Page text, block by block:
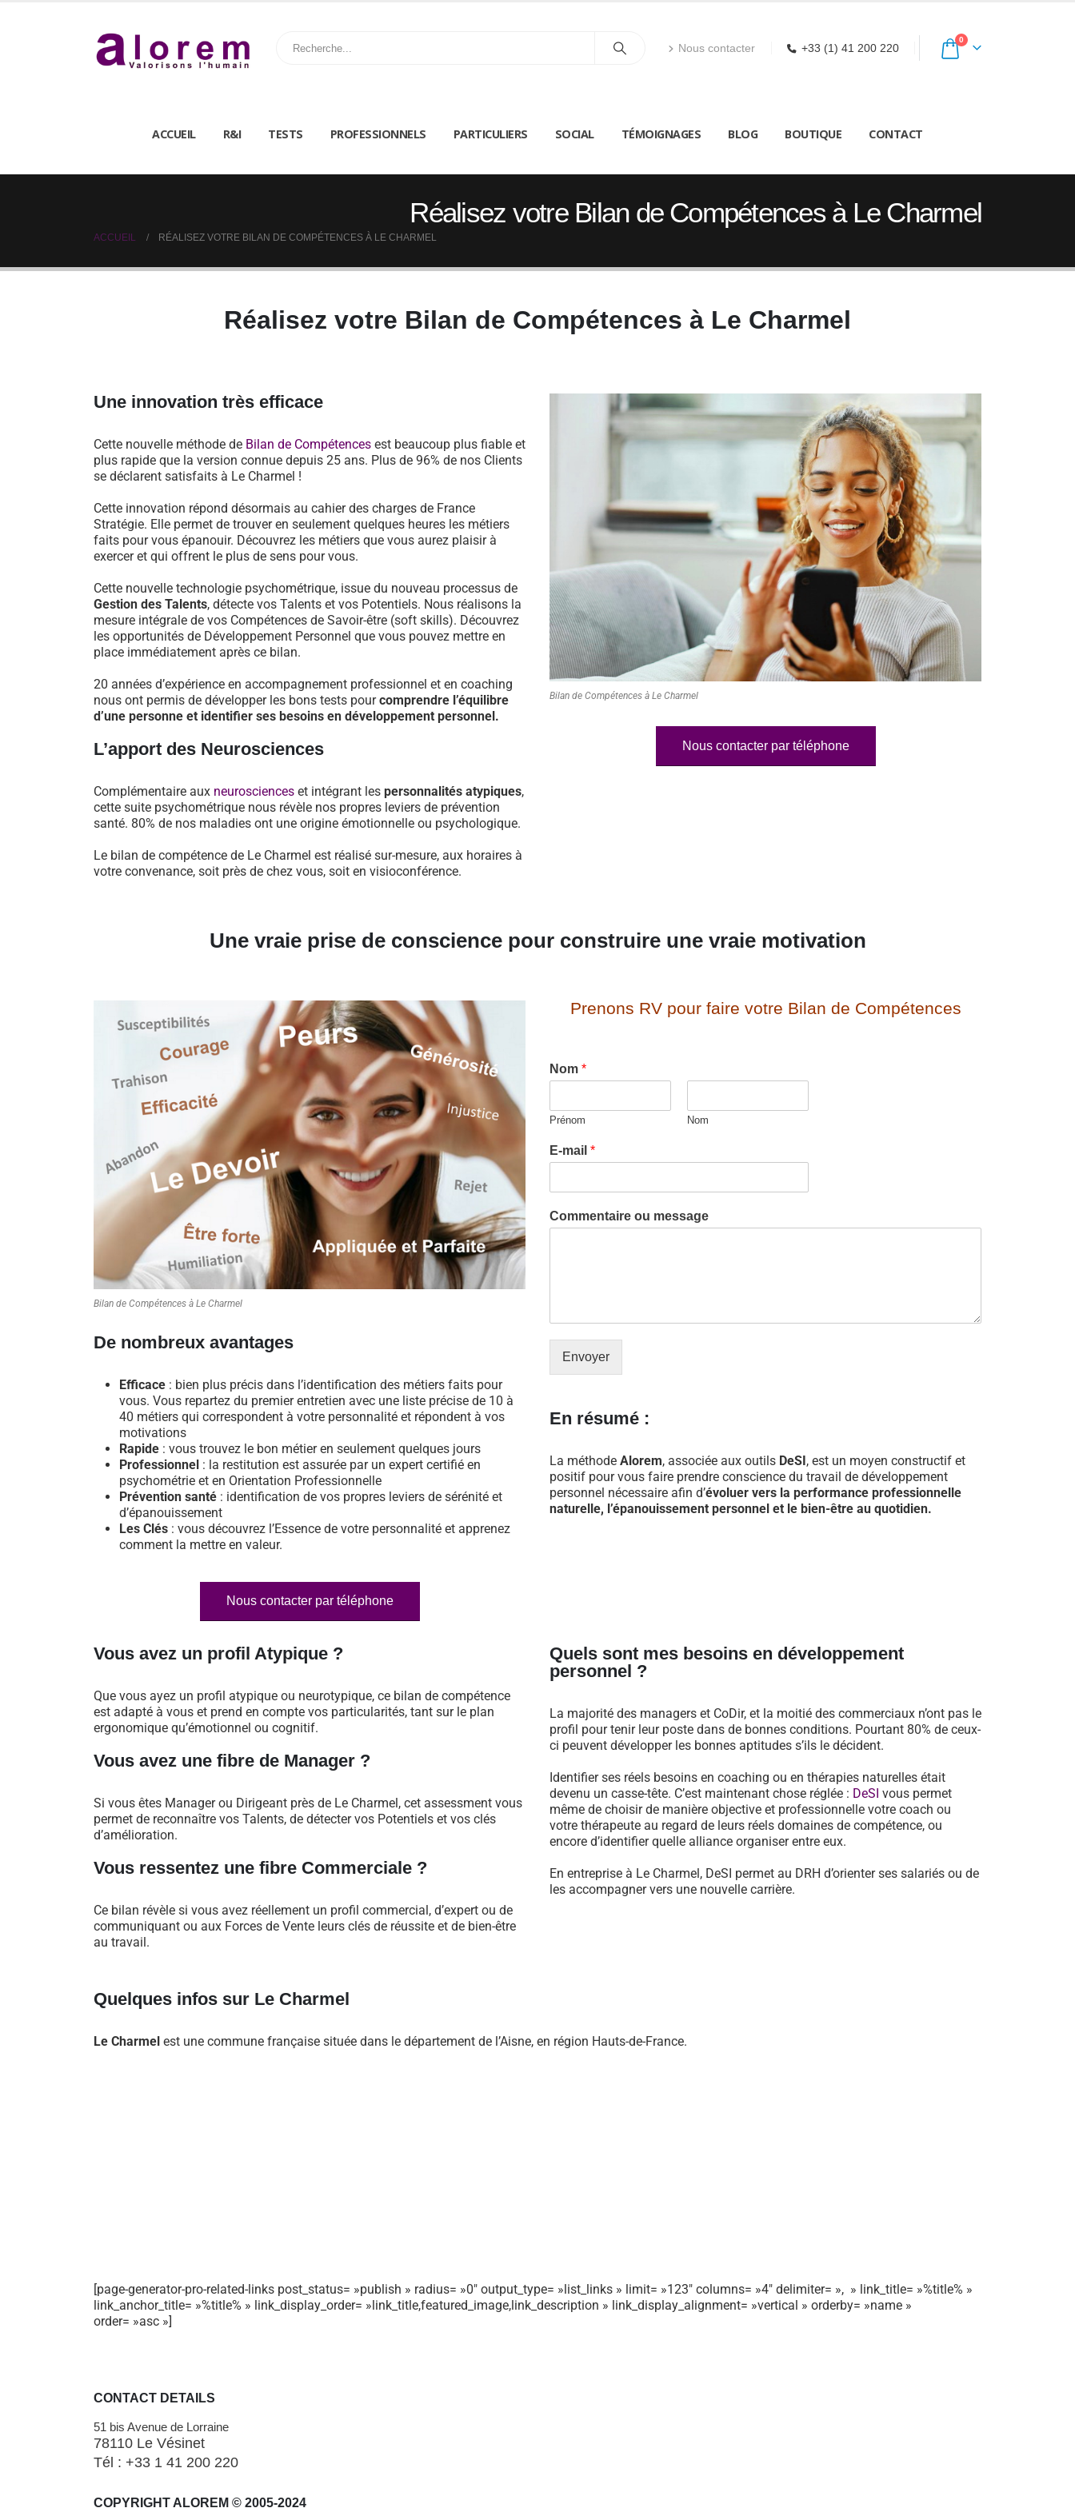
Nous contacter +33 (1) 41 200 220
0
ACCUEIL R&I TESTS PROFESSIONNELS PARTICULIERS SOCIAL TÉMOIGNAGES BLOG BOUTIQUE CONTACT
Réalisez votre Bilan de Compétences à Le Charmel
ACCUEIL RÉALISEZ VOTRE BILAN DE COMPÉTENCES À LE CHARMEL
Réalisez votre Bilan de Compétences à Le Charmel
Une innovation très efficace
Cette nouvelle méthode de Bilan de Compétences est beaucoup plus fiable et
plus rapide que la version connue depuis 25 ans. Plus de 96% de nos Clients
se déclarent satisfaits à Le Charmel !
Cette innovation répond désormais au cahier des charges de France
Stratégie. Elle permet de trouver en seulement quelques heures les métiers
faits pour vous épanouir. Découvrez les métiers que vous aurez plaisir à
exercer et qui offrent le plus de sens pour vous.
Cette nouvelle technologie psychométrique, issue du nouveau processus de
Gestion des Talents, détecte vos Talents et vos Potentiels. Nous réalisons la
mesure intégrale de vos Compétences de Savoir-être (soft skills). Découvrez
les opportunités de Développement Personnel que vous pouvez mettre en
place immédiatement après ce bilan.
20 années d’expérience en accompagnement professionnel et en coaching
nous ont permis de développer les bons tests pourcomprendre l’équilibre
d’une personne et identifier ses besoins en développement personnel.
L’apport des Neurosciences
Complémentaire aux neurosciences et intégrant les personnalités atypiques,
cette suite psychométrique nous révèle nos propres leviers de prévention
santé. 80% de nos maladies ont une origine émotionnelle ou psychologique.
Le bilan de compétence de Le Charmel est réalisé sur-mesure, aux horaires à
votre convenance, soit près de chez vous, soit en visioconférence.
Bilan de Compétences à Le Charmel
Nous contacter par téléphone
Une vraie prise de conscience pour construire une vraie motivation
Bilan de Compétences à Le Charmel
De nombreux avantages
Efficace : bien plus précis dans l’identification des métiers faits pour
vous. Vous repartez du premier entretien avec une liste précise de 10 à
40 métiers qui correspondent à votre personnalité et répondent à vos
motivations
Rapide : vous trouvez le bon métier en seulement quelques jours
Professionnel : la restitution est assurée par un expert certifié en
psychométrie et en Orientation Professionnelle
Prévention santé : identification de vos propres leviers de sérénité et
d’épanouissement
Les Clés : vous découvrez l’Essence de votre personnalité et apprenez
comment la mettre en valeur.
Nous contacter par téléphone
Prenons RV pour faire votre Bilan de Compétences
Nom *
Prénom Nom
E-mail *
Commentaire ou message
Envoyer
En résumé :
La méthode Alorem, associée aux outils DeSI, est un moyen constructif et
positif pour vous faire prendre conscience du travail de développement
personnel nécessaire afin d’évoluer vers la performance professionnelle
naturelle, l’épanouissement personnel et le bien-être au quotidien.
Vous avez un profil Atypique ?
Que vous ayez un profil atypique ou neurotypique, ce bilan de compétence
est adapté à vous et prend en compte vos particularités, tant sur le plan
ergonomique qu’émotionnel ou cognitif.
Vous avez une fibre de Manager ?
Si vous êtes Manager ou Dirigeant près de Le Charmel, cet assessment vous
permet de reconnaître vos Talents, de détecter vos Potentiels et vos clés
d’amélioration.
Vous ressentez une fibre Commerciale ?
Ce bilan révèle si vous avez réellement un profil commercial, d’expert ou de
communiquant ou aux Forces de Vente leurs clés de réussite et de bien-être
au travail.
Quels sont mes besoins en développement
personnel ?
La majorité des managers et CoDir, et la moitié des commerciaux n’ont pas le
profil pour tenir leur poste dans de bonnes conditions. Pourtant 80% de ceux-
ci peuvent développer les bonnes aptitudes s’ils le décident.
Identifier ses réels besoins en coaching ou en thérapies naturelles était
devenu un casse-tête. C’est maintenant chose réglée : DeSI vous permet
même de choisir de manière objective et professionnelle votre coach ou
votre thérapeute au regard de leurs réels domaines de compétence, ou
encore d’identifier quelle alliance organiser entre eux.
En entreprise à Le Charmel, DeSI permet au DRH d’orienter ses salariés ou de
les accompagner vers une nouvelle carrière.
Quelques infos sur Le Charmel
Le Charmel est une commune française située dans le département de l’Aisne, en région Hauts-de-France.
[page-generator-pro-related-links post_status= »publish » radius= »0″ output_type= »list_links » limit= »123″ columns= »4″ delimiter= », » link_title= »%title% »
link_anchor_title= »%title% » link_display_order= »link_title,featured_image,link_description » link_display_alignment= »vertical » orderby= »name »
order= »asc »]
CONTACT DETAILS
51 bis Avenue de Lorraine
78110 Le Vésinet
Tél : +33 1 41 200 220
COPYRIGHT ALOREM © 2005-2024